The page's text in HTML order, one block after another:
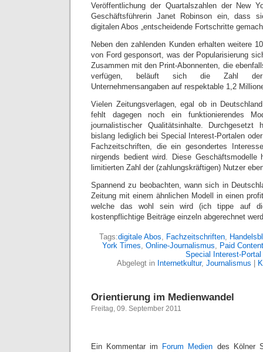
Veröffentlichung der Quartalszahlen der New
Geschäftsführerin Janet Robinson ein, dass
digitalen Abos „entscheidende Fortschritte
Neben den zahlenden Kunden erhalten weitere
von Ford gesponsort, was der Popularisierung
Zusammen mit den Print-Abonnenten, die
verfügen, beläuft sich die Zahl der
Unternehmensangaben auf respektable 1,2
Vielen Zeitungsverlagen, egal ob in
fehlt dagegen noch ein funktionierendes
journalistischer Qualitätsinhalte. Durchgesetzt
bislang lediglich bei Special Interest-Portalen
Fachzeitschriften, die ein gesondertes
nirgends bedient wird. Diese Geschäftsmodelle
limitierten Zahl der (zahlungskräftigen) Nutzer
Spannend zu beobachten, wann sich in
Zeitung mit einem ähnlichen Modell in einen
welche das wohl sein wird (ich tippe auf
kostenpflichtige Beiträge einzeln abgerechnet
Tags:digitale Abos, Fachzeitschriften,
York Times, Online-Journalismus, Paid Content
Special Interest-Portal
Abgelegt in Internetkultur, Journalismus
Orientierung im Medienwandel
Freitag, 09. September 2011
Ein Kommentar im Forum Medien des Kölner